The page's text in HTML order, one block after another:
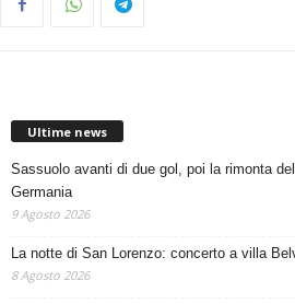
Ultime news
Sassuolo avanti di due gol, poi la rimonta
Germania
9 Agosto 2026
La notte di San Lorenzo: concerto a villa
8 Agosto 2026